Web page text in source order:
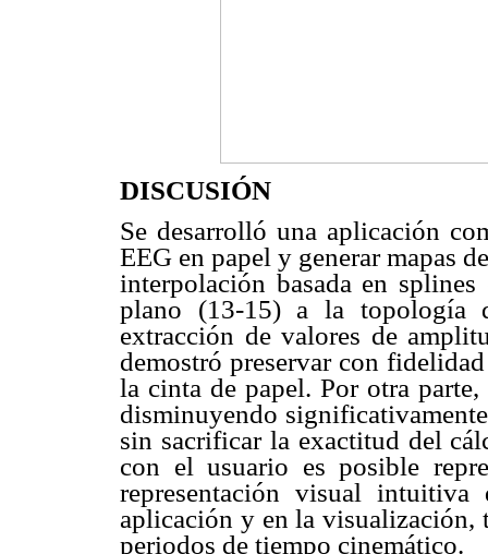
DISCUSIÓN
Se desarrolló una aplicación
EEG en papel y generar mapas
interpolación basada en
plano (13-15) a la topología
extracción de valores de
demostró preservar con
la cinta de papel. Por otra
disminuyendo
sin sacrificar la exactitud del
con el usuario es posible
representación visual
aplicación y en la visualización,
periodos de tiempo cinemático.